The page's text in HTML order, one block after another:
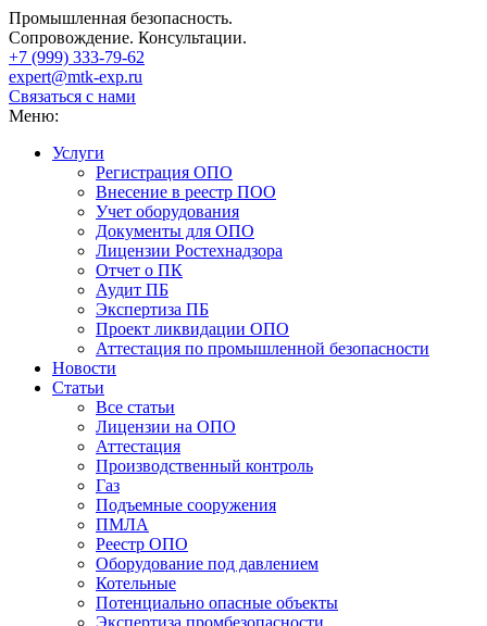
Промышленная безопасность.
Сопровождение. Консультации.
+7 (999) 333-79-62
expert@mtk-exp.ru
Связаться с нами
Меню:
Услуги
Регистрация ОПО
Внесение в реестр ПОО
Учет оборудования
Документы для ОПО
Лицензии Ростехнадзора
Отчет о ПК
Аудит ПБ
Экспертиза ПБ
Проект ликвидации ОПО
Аттестация по промышленной безопасности
Новости
Статьи
Все статьи
Лицензии на ОПО
Аттестация
Производственный контроль
Газ
Подъемные сооружения
ПМЛА
Реестр ОПО
Оборудование под давлением
Котельные
Потенциально опасные объекты
Экспертиза промбезопасности